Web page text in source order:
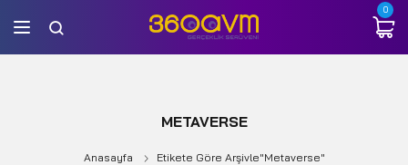
0
METAVERSE
Anasayfa Etikete Göre Arşivle"metaverse"